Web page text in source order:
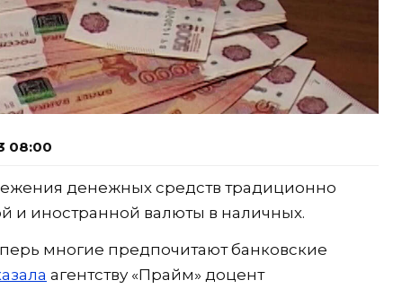
08:00
денежных средств традиционно
и иностранной валюты в наличных.
многие предпочитают банковские
агентству «Прайм» доцент